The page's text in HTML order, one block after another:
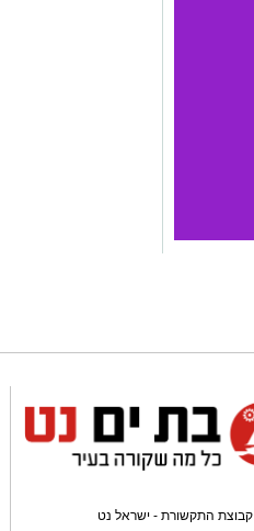
קבוצת התקשורת - ישראל נט